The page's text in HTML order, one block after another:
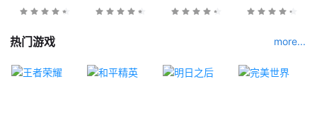
热门游戏 more...